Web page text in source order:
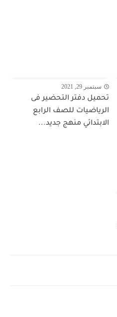
سبتمبر 29, 2021
تحميل دفتر التحضير فى
الرياضيات للصف الرابع
الابتدائي منهج جديد...